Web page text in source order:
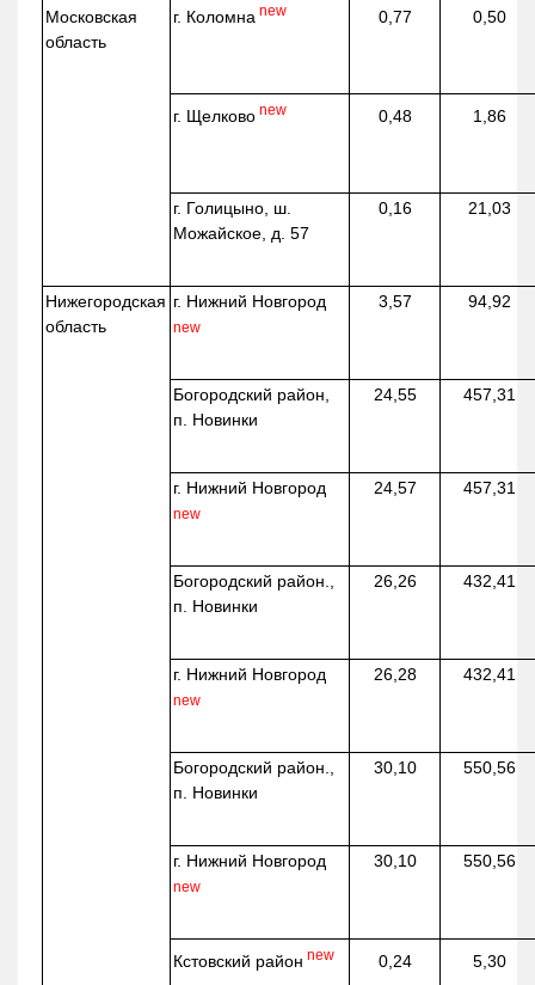
Московская
область
г. Коломна new 0,77 0,50
г. Щелково new 0,48 1,86
г. Голицыно, ш.
Можайское, д. 57
0,16 21,03
Нижегородская
область
г. Нижний Новгород
new
3,57 94,92
Богородский район,
п. Новинки
24,55 457,31
г. Нижний Новгород
new
24,57 457,31
Богородский район.,
п. Новинки
26,26 432,41
г. Нижний Новгород
new
26,28 432,41
Богородский район.,
п. Новинки
30,10 550,56
г. Нижний Новгород
new
30,10 550,56
Кстовский район new 0,24 5,30